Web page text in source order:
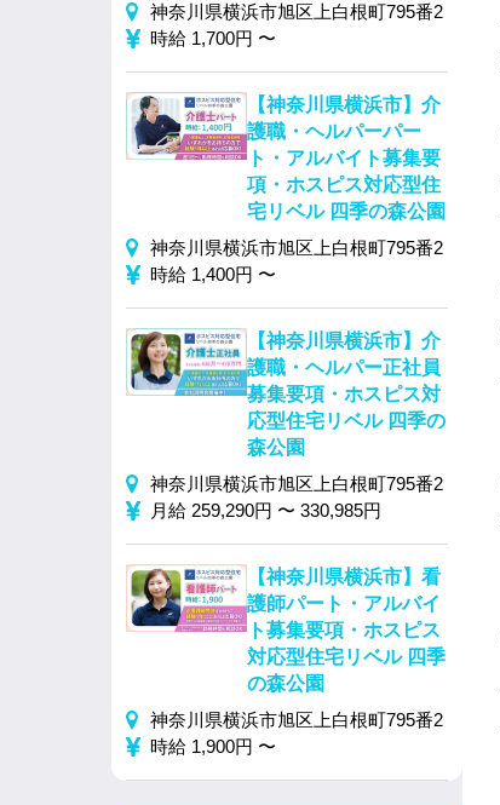
神奈川県横浜市旭区上白根町795番2
時給 1,700円 〜
【神奈川県横浜市】介
護職・ヘルパーパー
ト・アルバイト募集要
項・ホスピス対応型住
宅リベル 四季の森公園
神奈川県横浜市旭区上白根町795番2
時給 1,400円 〜
【神奈川県横浜市】介
護職・ヘルパー正社員
募集要項・ホスピス対
応型住宅リベル 四季の
森公園
神奈川県横浜市旭区上白根町795番2
月給 259,290円 〜 330,985円
【神奈川県横浜市】看
護師パート・アルバイ
ト募集要項・ホスピス
対応型住宅リベル 四季
の森公園
神奈川県横浜市旭区上白根町795番2
時給 1,900円 〜